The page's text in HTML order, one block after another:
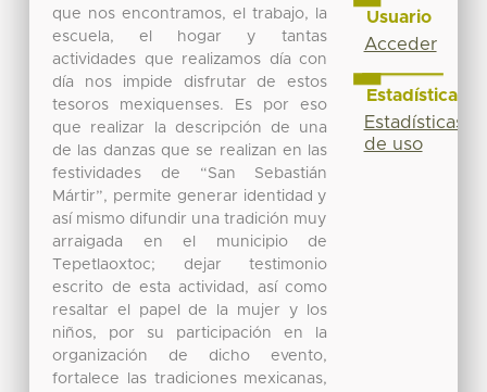
que nos encontramos, el trabajo, la
escuela, el hogar y tantas
actividades que realizamos día con
día nos impide disfrutar de estos
tesoros mexiquenses. Es por eso
que realizar la descripción de una
de las danzas que se realizan en las
festividades de “San Sebastián
Mártir”, permite generar identidad y
así mismo difundir una tradición muy
arraigada en el municipio de
Tepetlaoxtoc; dejar testimonio
escrito de esta actividad, así como
resaltar el papel de la mujer y los
niños, por su participación en la
organización de dicho evento,
fortalece las tradiciones mexicanas,
Usuario
Acceder
Estadísticas
Estadísticas
de uso